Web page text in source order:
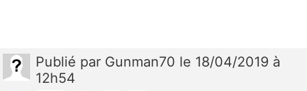
Publié par Gunman70 le 18/04/2019 à
12h54